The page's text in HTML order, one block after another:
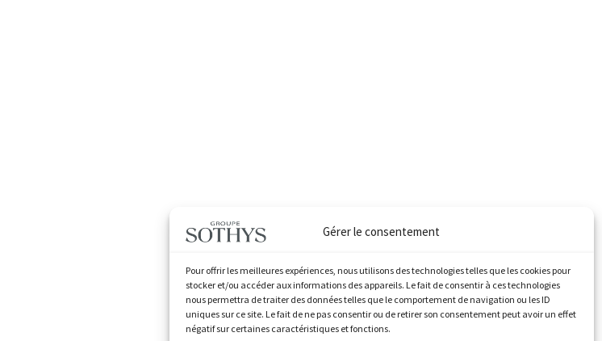
Gérer le consentement
Pour offrir les meilleures expériences, nous utilisons des technologies telles que les cookies pour
stocker et/ou accéder aux informations des appareils. Le fait de consentir à ces technologies
nous permettra de traiter des données telles que le comportement de navigation ou les ID
uniques sur ce site. Le fait de ne pas consentir ou de retirer son consentement peut avoir un effet
négatif sur certaines caractéristiques et fonctions.